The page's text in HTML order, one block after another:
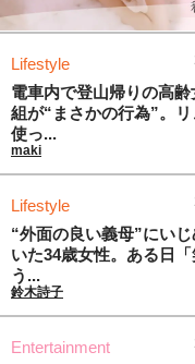
Lifestyle
電車内で登山帰りの高齢
組が“まさかの行為”。
使っ...
maki
Lifestyle
“外面の良い義母”にい
いた34歳女性。ある日
う...
鈴木詩子
Entertainment